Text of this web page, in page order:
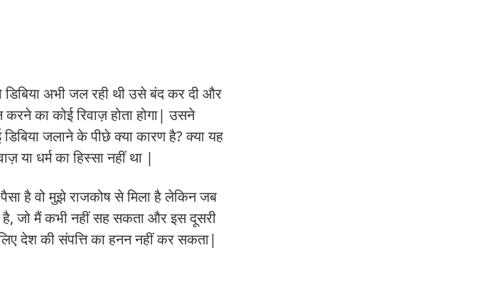
अभी जल रही थी उसे बंद कर दी और
का कोई रिवाज़ होता होगा| उसने
जलाने के पीछे क्या कारण है? क्या यह
या धर्म का हिस्सा नहीं था |
है वो मुझे राजकोष से मिला है लेकिन जब
है, जो मैं कभी नहीं सह सकता और इस दूसरी
देश की संपत्ति का हनन नहीं कर सकता|